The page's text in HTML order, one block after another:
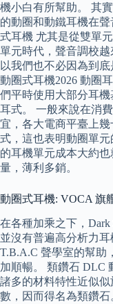
機小白有所幫助。 其
的動圈和動鐵耳機在
式耳機 尤其是從雙單
單元時代，聲音調校
以我們也不必因為到
動圈式耳機2026 動圈
們平時使用大部分耳
耳式。 一般來說在消
宜，各大電商平臺上
式，這也表明動圈單
的耳機單元成本大約
量，薄利多銷。
動圈式耳機: VOCA 旗
在各種加乘之下，
並沒有普遍高分析力
T.B.A.C 聲學室的幫助
加順暢。 類鑽石 DLC
諸多的材料特性近似
數，因而得名為類鑽